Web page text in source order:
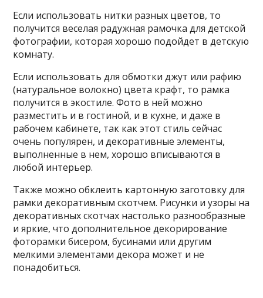
Если использовать нитки разных цветов, то
получится веселая радужная рамочка для детской
фотографии, которая хорошо подойдет в детскую
комнату.
Если использовать для обмотки джут или рафию
(натуральное волокно) цвета крафт, то рамка
получится в экостиле. Фото в ней можно
разместить и в гостиной, и в кухне, и даже в
рабочем кабинете, так как этот стиль сейчас
очень популярен, и декоративные элементы,
выполненные в нем, хорошо вписываются в
любой интерьер.
Также можно обклеить картонную заготовку для
рамки декоративным скотчем. Рисунки и узоры на
декоративных скотчах настолько разнообразные
и яркие, что дополнительное декорирование
фоторамки бисером, бусинами или другим
мелкими элементами декора может и не
понадобиться.